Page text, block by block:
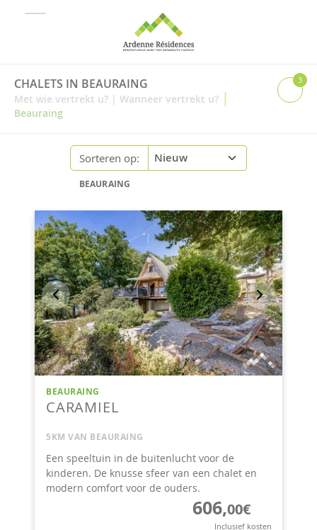
CHALETS IN BEAURAING
Met wie vertrekt u? | Wanneer vertrekt u? |
Beauraing
3
Sorteren op:
BEAURAING